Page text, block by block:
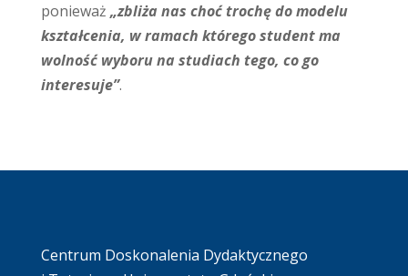
ponieważ „zbliża nas choć trochę do modelu
kształcenia, w ramach którego student ma
wolność wyboru na studiach tego, co go
interesuje”.
Centrum Doskonalenia Dydaktycznego